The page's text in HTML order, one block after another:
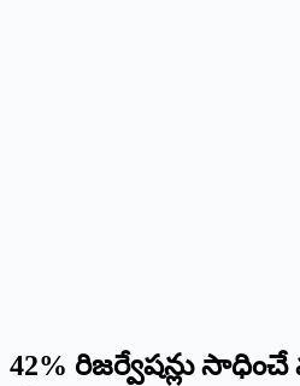
42% రిజర్వేషన్లు